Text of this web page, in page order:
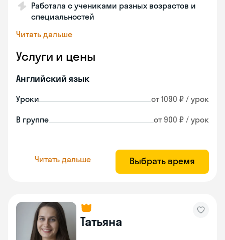
Работала с учениками разных возрастов и
специальностей
Читать дальше
Услуги и цены
Английский язык
Уроки от 1090 ₽ / урок
В группе от 900 ₽ / урок
Читать дальше Выбрать время
Татьяна